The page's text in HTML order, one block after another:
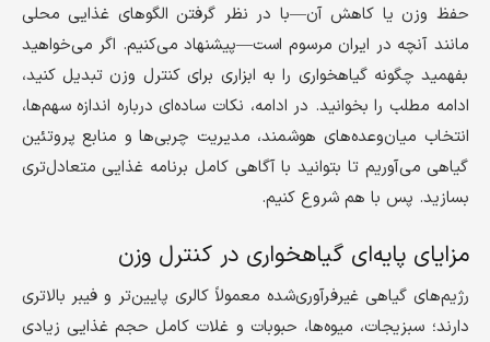
حفظ وزن یا کاهش آن—با در نظر گرفتن الگوهای غذایی محلی
مانند آنچه در ایران مرسوم است—پیشنهاد می‌کنیم. اگر می‌خواهید
بفهمید چگونه گیاهخواری را به ابزاری برای کنترل وزن تبدیل کنید،
ادامه مطلب را بخوانید. در ادامه، نکات ساده‌ای درباره اندازه سهم‌ها،
انتخاب میان‌وعده‌های هوشمند، مدیریت چربی‌ها و منابع پروتئین
گیاهی می‌آوریم تا بتوانید با آگاهی کامل برنامه غذایی متعادل‌تری
بسازید. پس با هم شروع کنیم.
مزایای پایه‌ای گیاهخواری در کنترل وزن
رژیم‌های گیاهی غیرفرآوری‌شده معمولاً کالری پایین‌تر و فیبر بالاتری
دارند؛ سبزیجات، میوه‌ها، حبوبات و غلات کامل حجم غذایی زیادی